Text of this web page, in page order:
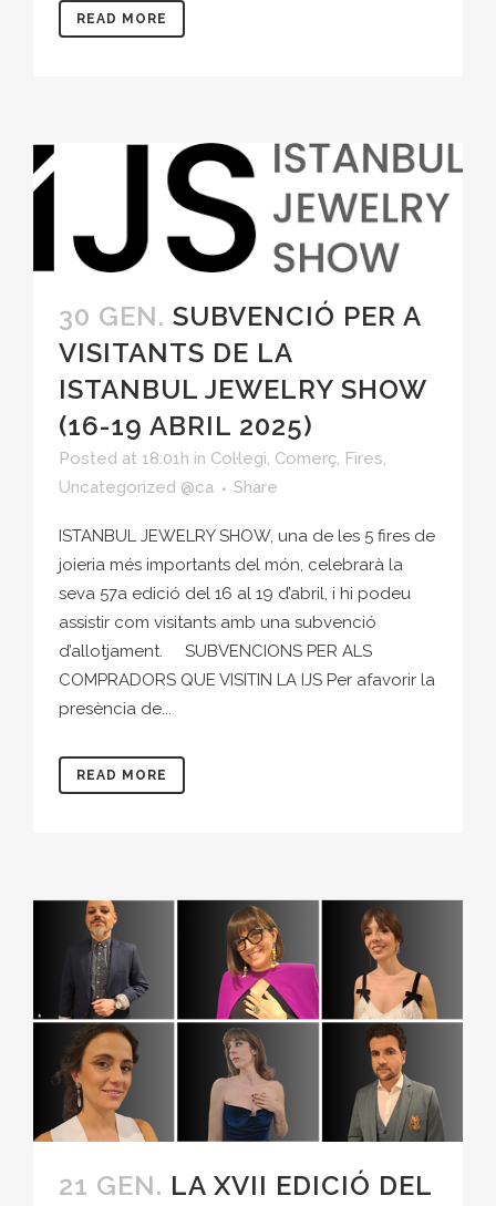
READ MORE
30 GEN. SUBVENCIÓ PER A
VISITANTS DE LA
ISTANBUL JEWELRY SHOW
(16-19 ABRIL 2025)
Posted at 18:01h in Col·legi, Comerç, Fires,
Uncategorized @ca
Share
ISTANBUL JEWELRY SHOW, una de les 5 fires de
joieria més importants del món, celebrarà la
seva 57a edició del 16 al 19 d’abril, i hi podeu
assistir com visitants amb una subvenció
d’allotjament. SUBVENCIONS PER ALS
COMPRADORS QUE VISITIN LA IJS Per afavorir la
presència de...
READ MORE
21 GEN. LA XVII EDICIÓ DEL